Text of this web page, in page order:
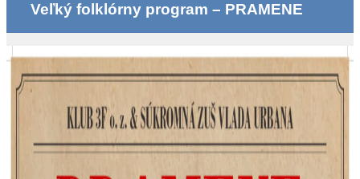
Veľký folklórny program – PRAMENE